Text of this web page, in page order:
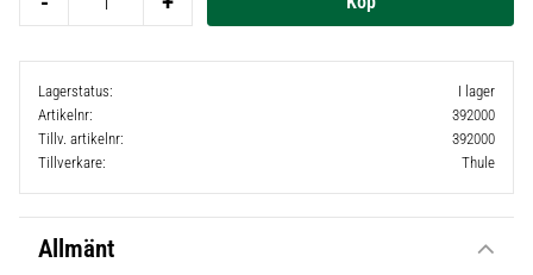
Lagerstatus
I lager
Artikelnr
392000
Tillv. artikelnr
392000
Tillverkare
Thule
Allmänt